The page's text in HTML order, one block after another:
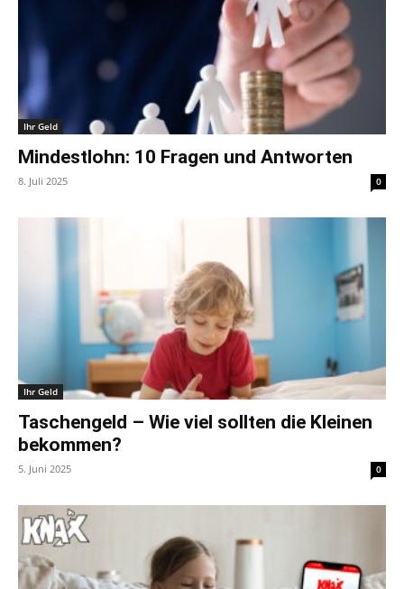
Ihr Geld
Mindestlohn: 10 Fragen und Antworten
8. Juli 2025 0
Ihr Geld
Taschengeld – Wie viel sollten die Kleinen
bekommen?
5. Juni 2025 0